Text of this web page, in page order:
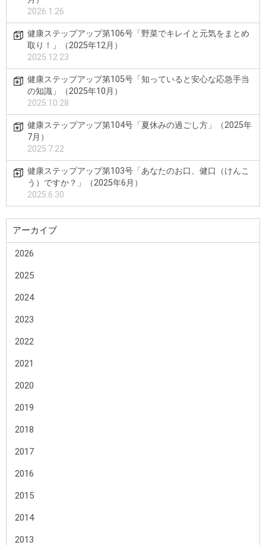
2026.1.26
健康ステップアップ第106号「野菜でキレイと元気をまとめ
取り！」（2025年12月）
2025.12.23
健康ステップアップ第105号「知っていると安心な応急手当
の知識」（2025年10月）
2025.10.28
健康ステップアップ第104号「夏休みの過ごし方」（2025年
7月）
2025.7.22
健康ステップアップ第103号「あなたのお口、健口（けんこ
う）ですか？」（2025年6月）
2025.6.30
アーカイブ
2026
2025
2024
2023
2022
2021
2020
2019
2018
2017
2016
2015
2014
2013